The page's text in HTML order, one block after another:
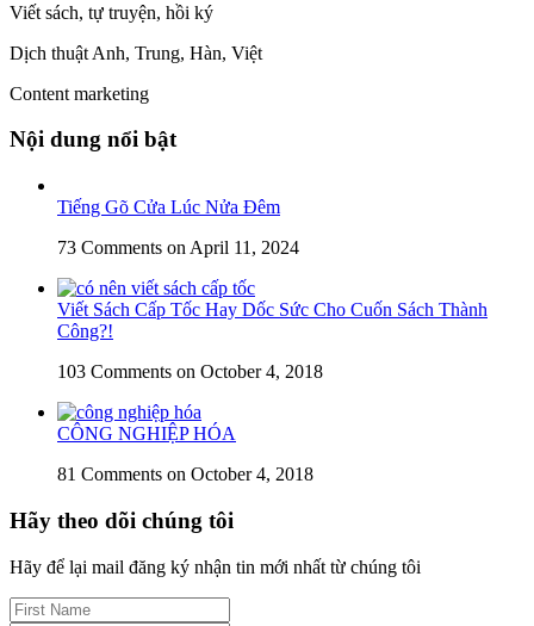
Viết sách, tự truyện, hồi ký
Dịch thuật Anh, Trung, Hàn, Việt
Content marketing
Nội dung nổi bật
Tiếng Gõ Cửa Lúc Nửa Đêm
73 Comments on April 11, 2024
Viết Sách Cấp Tốc Hay Dốc Sức Cho Cuốn Sách Thành
Công?!
103 Comments on October 4, 2018
CÔNG NGHIỆP HÓA
81 Comments on October 4, 2018
Hãy theo dõi chúng tôi
Hãy để lại mail đăng ký nhận tin mới nhất từ chúng tôi